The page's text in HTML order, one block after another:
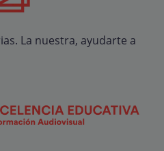
La nuestra, ayudarte a